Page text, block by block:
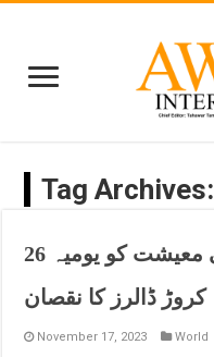
Tag Archives:
غزہ جنگ سے اسرائیلی معیشت کو یومیہ 26
کروڑ ڈالرز کا نقصان
November 17, 2023 World